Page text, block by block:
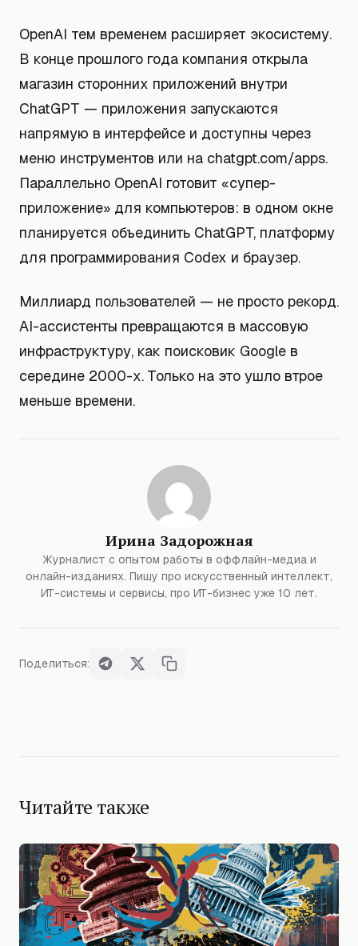
OpenAI тем временем расширяет экосистему.
В конце прошлого года компания открыла
магазин сторонних приложений внутри
ChatGPT — приложения запускаются
напрямую в интерфейсе и доступны через
меню инструментов или на chatgpt.com/apps.
Параллельно OpenAI готовит «супер-
приложение» для компьютеров: в одном окне
планируется объединить ChatGPT, платформу
для программирования Codex и браузер.
Миллиард пользователей — не просто рекорд.
AI-ассистенты превращаются в массовую
инфраструктуру, как поисковик Google в
середине 2000-х. Только на это ушло втрое
меньше времени.
Ирина Задорожная
Журналист с опытом работы в оффлайн-медиа и
онлайн-изданиях. Пишу про искусственный интеллект,
ИТ-системы и сервисы, про ИТ-бизнес уже 10 лет.
Поделиться:
Читайте также